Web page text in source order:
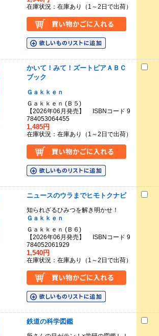
在庫状況：在庫あり（1～2日で出荷）
かいて！みて！ズートピアＡＢＣ
ブック
Ｇａｋｋｅｎ
Ｇａｋｋｅｎ (Ｂ５)
【2026年06月発売】 ISBNコード 9
784053064455
1,485円
在庫状況：在庫あり（1～2日で出荷）
ニュースのウラまでヒモトクナビ
知られざるひみつを解き明かせ！
Ｇａｋｋｅｎ
Ｇａｋｋｅｎ (Ｂ６)
【2026年06月発売】 ISBNコード 9
784052061929
1,540円
在庫状況：在庫あり（1～2日で出荷）
鉄道の科学図鑑